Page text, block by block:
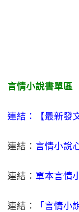
言情小說書單區
連結：【最新發
連結： 言情小說
連結： 單本言情
連結： 「言情小